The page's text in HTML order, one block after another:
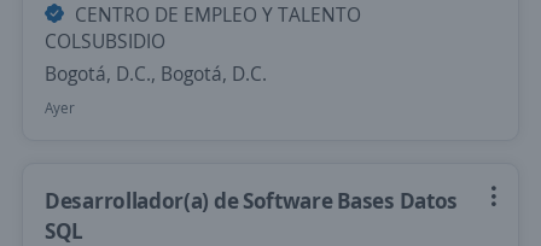
CENTRO DE EMPLEO Y TALENTO
COLSUBSIDIO
Bogotá, D.C., Bogotá, D.C.
Ayer
Desarrollador(a) de Software Bases Datos
SQL